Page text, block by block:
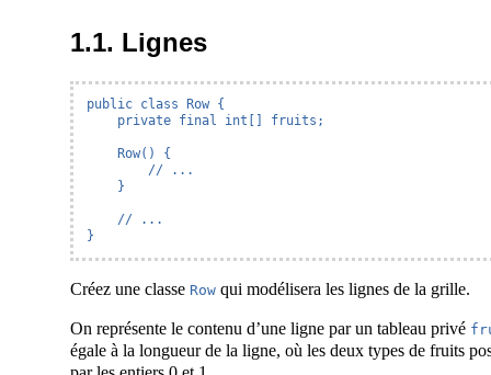
1.1. Lignes
public class Row {
    private final int[] fruits;
    Row() {
        // ...
    }
    // ...
}
Créez une classe Row qui modélisera les lignes de la grille.
On représente le contenu d’une ligne par un tableau privé
égale à la longueur de la ligne, où les deux types de fruits